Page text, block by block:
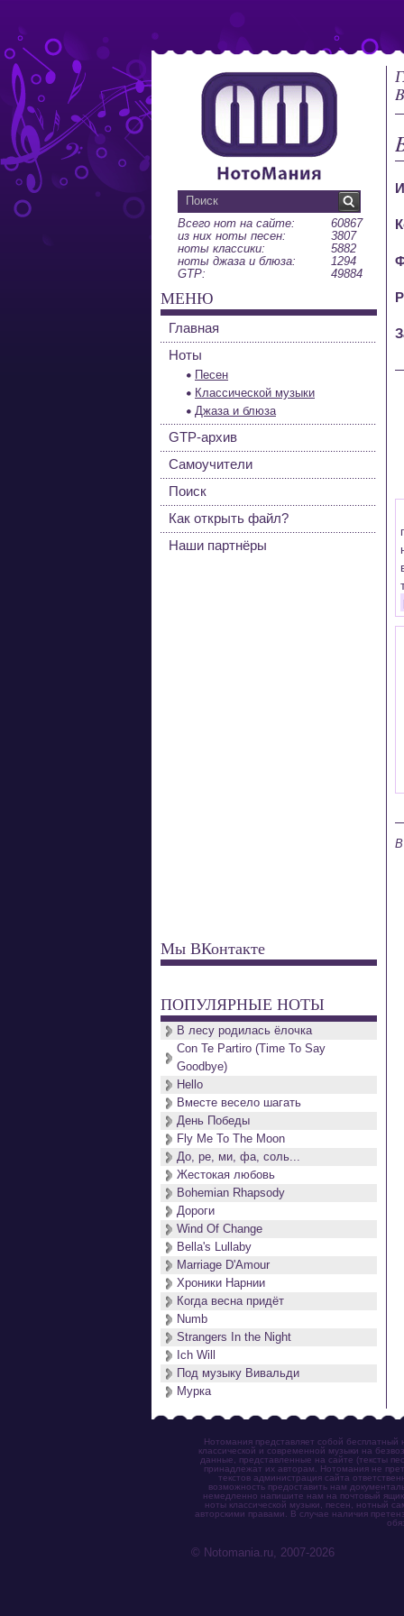
Всего нот на сайте:
60867
из них ноты песен:
3807
ноты классики:
5882
ноты джаза и блюза:
1294
GTP:
49884
МЕНЮ
Главная
Ноты
Песен
Классической музыки
Джаза и блюза
GTP-архив
Самоучители
Поиск
Как открыть файл?
Наши партнёры
Мы ВКонтакте
ПОПУЛЯРНЫЕ НОТЫ
В лесу родилась ёлочка
Con Te Partiro (Time To Say
Goodbye)
Hello
Вместе весело шагать
День Победы
Fly Me To The Moon
До, ре, ми, фа, соль...
Жестокая любовь
Bohemian Rhapsody
Дороги
Wind Of Change
Bella's Lullaby
Marriage D'Amour
Хроники Нарнии
Когда весна придёт
Numb
Strangers In the Night
Ich Will
Под музыку Вивальди
Мурка
Нотомания представляет собой
классической и современной музыки на
данные, представленные на сайте (тексты
принадлежат их авторам. Нотомания не
текстов администрация сайта
возможность предоставить нам
немедленно напишите нам на почтовый
ноты классической музыки, песен, нотный
авторскими правами. В случае наличия
© Notomania.ru, 2007-2026